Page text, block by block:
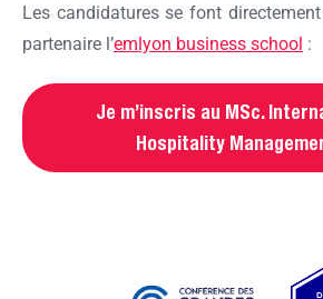
Les candidatures se font
partenaire l’emlyon business school :
Je m’inscris au MSc.
Hospitality